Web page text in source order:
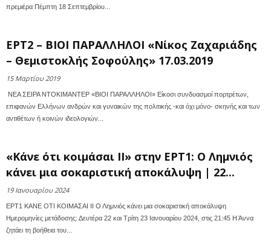
πρεμιέρα Πέμπτη 18 Σεπτεμβρίου...
ΕΡΤ2 – ΒΙΟΙ ΠΑΡΑΛΛΗΛΟΙ «Νίκος Ζαχαριάδης
– Θεμιστοκλής Σοφούλης» 17.03.2019
15 Μαρτίου 2019
ΝΕΑ ΣΕΙΡΑ ΝΤΟΚΙΜΑΝΤΕΡ «ΒΙΟΙ ΠΑΡΑΛΛΗΛΟΙ» Είκοσι συνδυασμοί πορτρέτων,
επιφανών Ελλήνων ανδρών και γυναικών της πολιτικής -και όχι μόνο- σκηνής και των
αντιθέτων ή κοινών ιδεολογιών...
«Κάνε ότι κοιμάσαι II» στην ΕΡΤ1: Ο Λημνιός
κάνει μια σοκαριστική αποκάλυψη | 22...
19 Ιανουαρίου 2024
ΕΡΤ1 ΚΑΝΕ ΟΤΙ ΚΟΙΜΑΣΑΙ ΙΙ Ο Λημνιός κάνει μια σοκαριστική αποκάλυψη
Ημερομηνίες μετάδοσης: Δευτέρα 22 και Τρίτη 23 Ιανουαρίου 2024, στις 21:45 Η Άννα
ζητάει τη βοήθεια του...